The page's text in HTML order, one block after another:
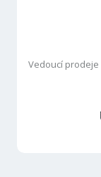
Vedoucí